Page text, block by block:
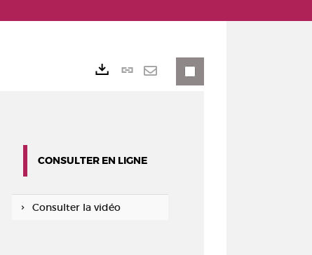
Lien
CONSULTER EN LIGNE
Consulter la vidéo